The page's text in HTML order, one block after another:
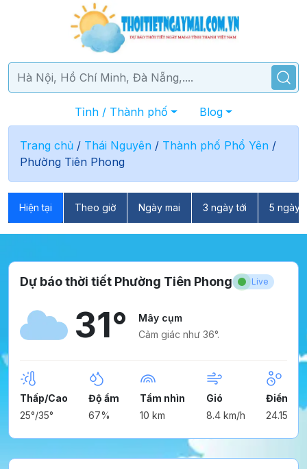
Tỉnh / Thành phố Blog
Trang chủ / Thái Nguyên / Thành phố Phổ Yên /
Phường Tiên Phong
Hiện tại Theo giờ Ngày mai 3 ngày tới 5 ngày
Dự báo thời tiết Phường Tiên Phong Live
31°
Mây cụm
Cảm giác như 36°.
Thấp/Cao
25°/35°
Độ ẩm
67%
Tầm nhìn
10 km
Gió
8.4 km/h
Điểm
24.15°